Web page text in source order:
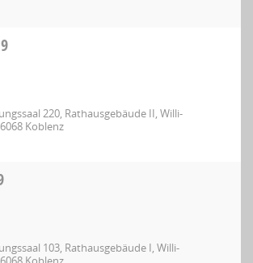
220, Rathausgebäude II, Willi-
Koblenz
103, Rathausgebäude I, Willi-